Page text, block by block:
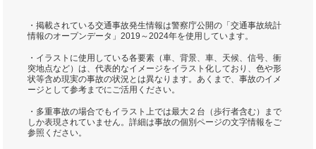
・掲載されている交通事故発生情報は警察庁公開の「交通事故統計
情報のオープンデータ」2019～2024年を使用しています。
・イラストに使用している各要素（車、背景、車、天候、信号、衝
突地点など）は、代表的なイメージをイラスト化しており、色や形
状等含め現実の事故の状況とは異なります。あくまで、事故のイメ
ージとして参考までにご活用ください。
・多重事故の場合でもイラスト上では最大２台（歩行者含む）まで
しか表現されていません。詳細は事故の個別ページの文字情報をご
参照ください。